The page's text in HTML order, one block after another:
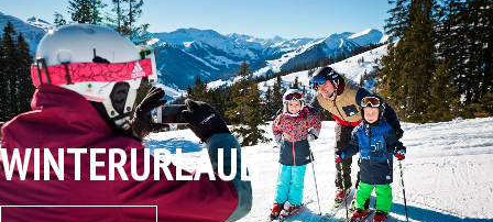
WINTERURLAUB